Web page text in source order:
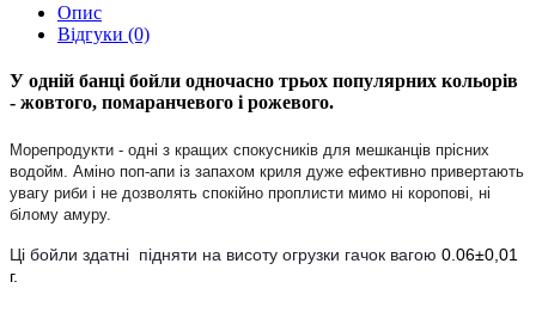
Опис
Відгуки (0)
У одній банці бойли одночасно трьох популярних кольорів
- жовтого, помаранчевого і рожевого.
Морепродукти - одні з кращих спокусників для мешканців прісних
водойм. Аміно поп-апи із запахом криля дуже ефективно привертають
увагу риби і не дозволять спокійно проплисти мимо ні коропові, ні
білому амуру.
Ці бойли здатні підняти на висоту огрузки гачок вагою 0.06±0,01
г.